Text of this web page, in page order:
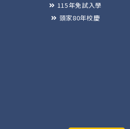
115年免試入學
頭家80年校慶